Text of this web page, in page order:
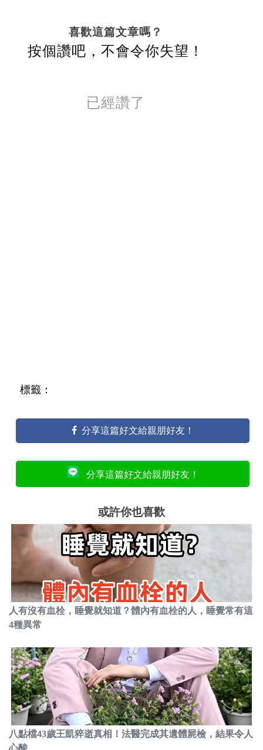
喜歡這篇文章嗎？
按個讚吧，不會令你失望！
已經讚了
標籤：
分享這篇好文給親朋好友！
分享這篇好文給親朋好友！
或許你也喜歡
人有沒有血栓，睡覺就知道？體內有血栓的人，睡覺常有這
4種異常
八點檔43歲王凱猝逝真相！法醫完成其遺體屍檢，結果令人
心酸